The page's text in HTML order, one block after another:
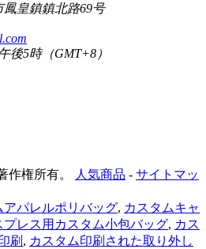
皇鎮鎮北路69号
後5時（GMT+8）
作権所有。 人気商品 - サイトマッ
アパレルポリバッグ, カスタムキャ
プレス用カスタム小包バッグ, カス
刷 , カスタム印刷された取り外し